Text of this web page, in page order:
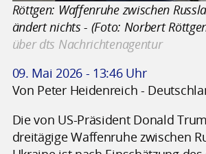
Röttgen: Waffenruhe zwischen
ändert nichts - (Foto: Norbert
über dts Nachrichtenagentur
09. Mai 2026 - 13:46 Uhr
Von Peter Heidenreich -
Die von US-Präsident Donald
dreitägige Waffenruhe zwischen